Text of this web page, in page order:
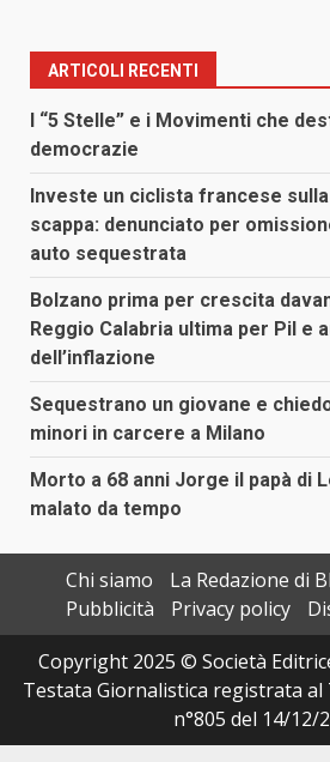
ARTICOLI RECENTI
I “5 Stelle” e i Movimenti che
democrazie
Investe un ciclista francese
scappa: denunciato per
auto sequestrata
Bolzano prima per crescita
Reggio Calabria ultima per Pil e
dell’inflazione
Sequestrano un giovane e
minori in carcere a Milano
Morto a 68 anni Jorge il papà di
malato da tempo
Chi siamo
La Redazione di
Pubblicità
Privacy policy
Copyright 2025 © Società
Testata Giornalistica registrata al
n°805 del 14/12/